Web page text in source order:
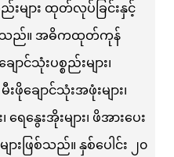
ည်းများ ထုတ်လုပ်ခြင်းနှင့်
ါသည်။ အဓိကထုတ်ကုန်
ောင်သုံးပစ္စည်းများ၊
ဖိုချောင်သုံးအဖုံးများ၊
ရေနွေးအိုးများ၊ ဖိအားပေး
ျားဖြစ်သည်။ နှစ်ပေါင်း ၂၀